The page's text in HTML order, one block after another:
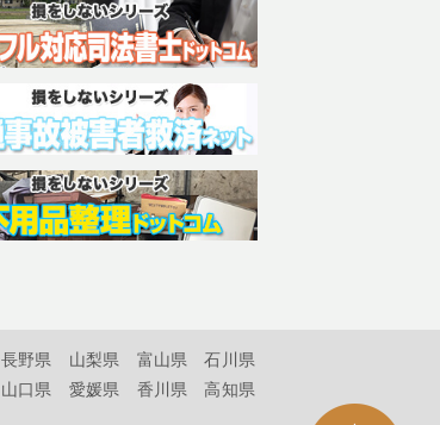
長野県 山梨県 富山県
石川県
山口県 愛媛県 香川県
高知県